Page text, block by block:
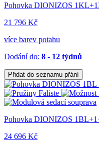
Pohovka DIONIZOS
21 796 Kč
více barev potahu
Dodání do: 8 - 12 týdnů
Přidat do seznamu přání
Pohovka DIONIZOS
24 696 Kč